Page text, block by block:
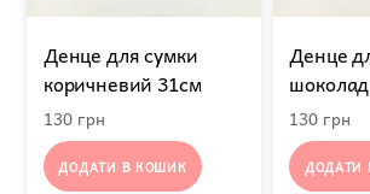
Денце для сумки
коричневий 31см
130 грн
ДОДАТИ В КОШИК
Денце
130 грн
ДОДАТИ